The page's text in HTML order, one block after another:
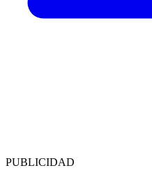
PUBLICIDAD